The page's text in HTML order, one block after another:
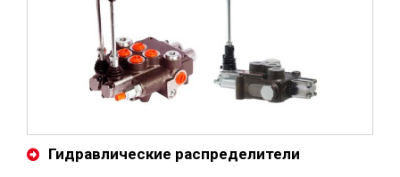
Гидравлические распределители